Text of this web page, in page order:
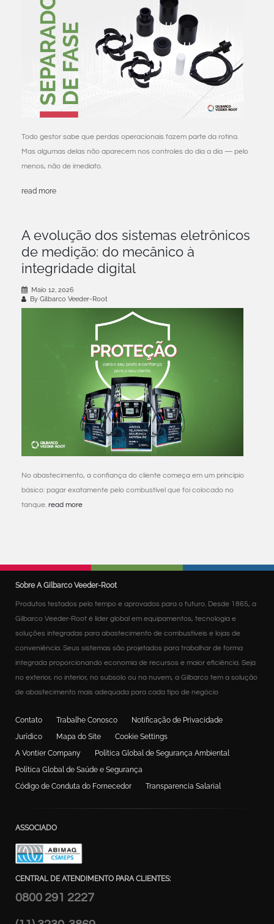
Todo gestor sabe que perdas operacionais fazem parte da rotina.
Mas algumas delas não aparecem nos controles do dia a dia — pelo
menos, não de imediato.
read more
A evolução dos sistemas eletrônicos
de medição: do mecânico à
integridade digital
Maio 12, 2026
By Gilbarco Veeder-Root
No abastecimento, a confiança do cliente começa em um princípio
básico: pagar exatamente pelo combustível que foi colocado no
tanque. read more
Sobre A Gilbarco Veeder-Root
Produtos testados pelo tempo e aprovados para o futuro. Desde 1865, a
Gilbarco Veeder-Root é líder global em equipamentos, tecnologia e
soluções integradas para abastecimento de combustíveis e lojas de
conveniência. Seus sistemas são projetados para trabalhar de forma
integrada proporcionando economia de recursos e maior eficiência. Seja
no exterior, no interior, no subsolo ou na nuvem, a Gilbarco tem a solução
de abastecimento mais adequada para cada tipo de negócio
Contato Trabalhe Conosco
Notificação de Privacidade
Jurídico
Mapa do Site
Cookie Settings
A Vontier Company
Política Global de Segurança Ambiental
Política Global de Saúde e Segurança
Código de Conduta do Fornecedor
Transparencia Salarial
ASSOCIADO
CENTRAL DE ATENDIMENTO PARA CLIENTES:
0800 291 2227